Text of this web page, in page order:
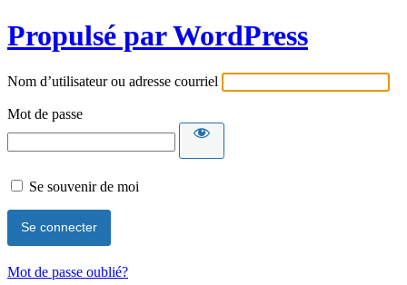
Propulsé par WordPress
Nom d’utilisateur ou adresse courriel
Mot de passe
Se souvenir de moi
Mot de passe oublié?